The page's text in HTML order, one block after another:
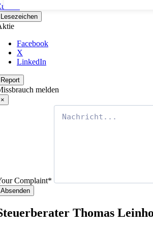
Lesezeichen
Facebook
X
LinkedIn
Report
melden
×
Complaint*
Absenden
Thomas